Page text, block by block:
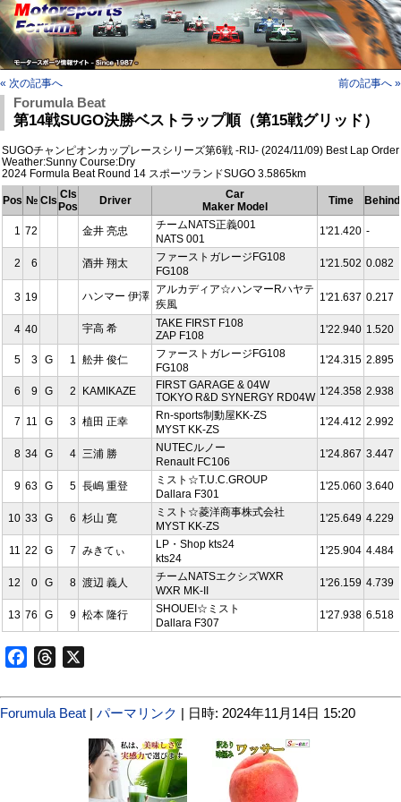
« 次の記事へ 前の記事へ »
Forumula Beat
第14戦SUGO決勝ベストラップ順（第15戦グリッド）
SUGOチャンピオンカップレースシリーズ第6戦 -RIJ- (2024/11/09) Best Lap Order
Weather:Sunny Course:Dry
2024 Formula Beat Round 14 スポーツランドSUGO 3.5865km
Pos № Cls Cls
Pos
Driver
Car
Maker Model
Time Behind
1 72 金井 亮忠
チームNATS正義001
NATS 001
1'21.420 -
2 6 酒井 翔太
ファーストガレージFG108
FG108
1'21.502 0.082
3 19 ハンマー 伊澤
アルカディア☆ハンマーRハヤテ
疾風
1'21.637 0.217
4 40 宇高 希
TAKE FIRST F108
ZAP F108
1'22.940 1.520
5 3 G 1 舩井 俊仁
ファーストガレージFG108
FG108
1'24.315 2.895
6 9 G 2 KAMIKAZE
FIRST GARAGE & 04W
TOKYO R&D SYNERGY RD04W 1'24.358 2.938
7 11 G 3 植田 正幸
Rn-sports制動屋KK-ZS
MYST KK-ZS
1'24.412 2.992
8 34 G 4 三浦 勝
NUTECルノー
Renault FC106
1'24.867 3.447
9 63 G 5 長嶋 重登
ミスト☆T.U.C.GROUP
Dallara F301
1'25.060 3.640
10 33 G 6 杉山 寛
ミスト☆菱洋商事株式会社
MYST KK-ZS
1'25.649 4.229
11 22 G 7 みきてぃ
LP・Shop kts24
kts24
1'25.904 4.484
12 0 G 8 渡辺 義人
チームNATSエクシズWXR
WXR MK-II
1'26.159 4.739
13 76 G 9 松本 隆行
SHOUEI☆ミスト
Dallara F307
1'27.938 6.518
FacebookThreads
Forumula Beat | パーマリンク | 日時: 2024年11月14日 15:20